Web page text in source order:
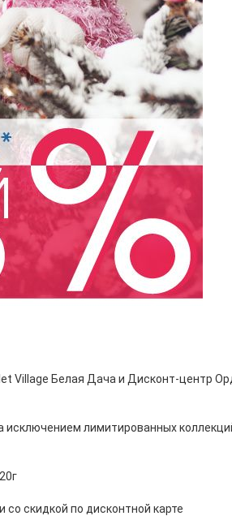
Village Белая Дача и Дисконт-центр
исключением лимитированных
скидкой по дисконтной карте